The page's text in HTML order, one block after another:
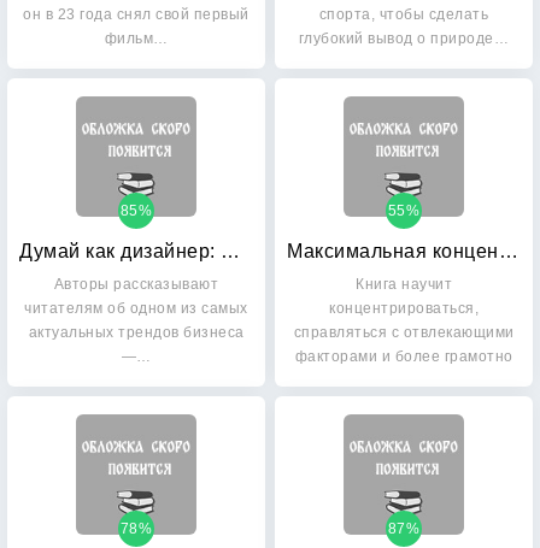
он в 23 года снял свой первый
фильм…
спорта, чтобы сделать
глубокий вывод о природе…
Думай как дизайнер: Дизайн-мышление для менеджеров
85%
Авторы рассказывают
читателям об одном из самых
актуальных трендов бизнеса
—…
Максимальная концентрация: Как сохранить эффективность в эпоху клипового мышления
55%
Книга научит
концентрироваться,
справляться с отвлекающими
факторами и более грамотно
78% 87%